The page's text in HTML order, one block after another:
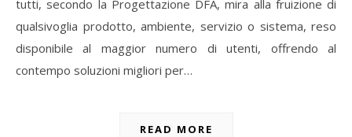
tutti, secondo la Progettazione DFA, mira alla fruizione di
qualsivoglia prodotto, ambiente, servizio o sistema, reso
disponibile al maggior numero di utenti, offrendo al
contempo soluzioni migliori per…
READ MORE